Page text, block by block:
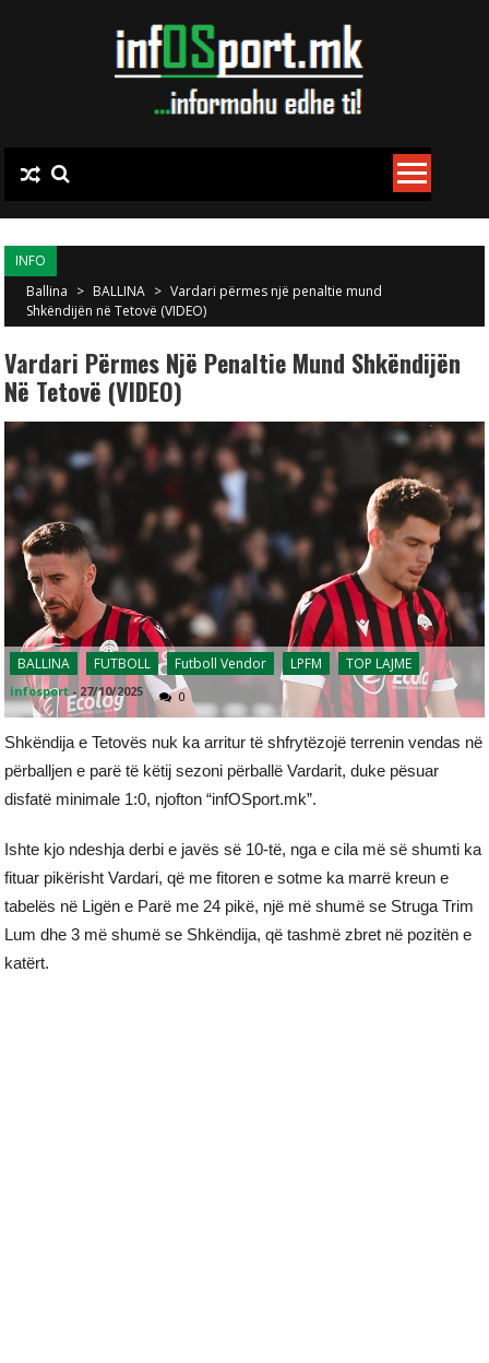
INFO
Ballina > BALLINA > Vardari përmes një penaltie mund
Shkëndijën në Tetovë (VIDEO)
Vardari Përmes Një Penaltie Mund Shkëndijën
Në Tetovë (VIDEO)
BALLINA FUTBOLL Futboll Vendor LPFM TOP LAJME
infosport - 27/10/2025 0
Shkëndija e Tetovës nuk ka arritur të shfrytëzojë terrenin vendas në
përballjen e parë të këtij sezoni përballë Vardarit, duke pësuar
disfatë minimale 1:0, njofton “infOSport.mk”.
Ishte kjo ndeshja derbi e javës së 10-të, nga e cila më së shumti ka
fituar pikërisht Vardari, që me fitoren e sotme ka marrë kreun e
tabelës në Ligën e Parë me 24 pikë, një më shumë se Struga Trim
Lum dhe 3 më shumë se Shkëndija, që tashmë zbret në pozitën e
katërt.